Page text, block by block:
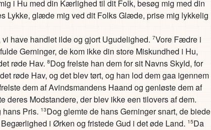
i Hu med din Kærlighed til dit Folk, besøg mig med din
Lykke, glæde mig ved dit Folks Glæde, prise mig lykkelig
have handlet ilde og gjort Ugudelighed. 7Vore Fædre i
Gerninger, de kom ikke din store Miskundhed i Hu,
røde Hav. 8Dog frelste han dem for sit Navns Skyld, for
røde Hav, og det blev tørt, og han lod dem gaa igennem
dem af Avindsmandens Haand og genløste dem af
deres Modstandere, der blev ikke een tilovers af dem.
hans Pris. 13Dog glemte de hans Gerninger snart, de biede
i Ørken og fristede Gud i det øde Land. 15Da